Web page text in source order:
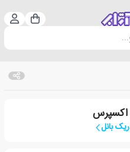
سبد
اکسپرس
بانل